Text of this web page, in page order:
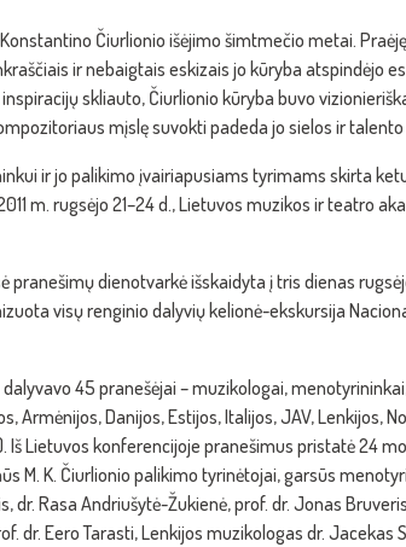
Konstantino Čiurlionio išėjimo šimtmečio metai.
ir nebaigtais eskizais jo kūryba atspindėjo
skliauto, Čiurlionio kūryba buvo
mįslę suvokti padeda jo sielos ir
ir jo palikimo įvairiapusiams tyrimams skirta
m. rugsėjo 21–24 d., Lietuvos muzikos ir teatro
pranešimų dienotvarkė išskaidyta į tris dienas
visų renginio dalyvių kelionė-ekskursija
45 pranešėjai – muzikologai,
Armėnijos, Danijos, Estijos, Italijos, JAV, Lenkijos,
Iš Lietuvos konferencijoje pranešimus pristatė 24
M. K. Čiurlionio palikimo tyrinėtojai, garsūs
dr. Rasa Andriušytė-Žukienė, prof. dr. Jonas
dr. Eero Tarasti, Lenkijos muzikologas dr. Jacekas